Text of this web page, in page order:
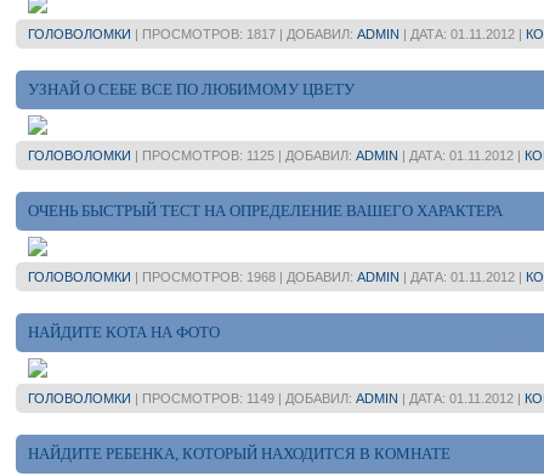
ГОЛОВОЛОМКИ | ПРОСМОТРОВ: 1817 | ДОБАВИЛ: ADMIN | ДАТА: 01.11.2012 |
УЗНАЙ О СЕБЕ ВСЕ ПО ЛЮБИМОМУ ЦВЕТУ
ГОЛОВОЛОМКИ | ПРОСМОТРОВ: 1125 | ДОБАВИЛ: ADMIN | ДАТА: 01.11.2012 |
ОЧЕНЬ БЫСТРЫЙ ТЕСТ НА ОПРЕДЕЛЕНИЕ ВАШЕГО ХАРАКТЕРА
ГОЛОВОЛОМКИ | ПРОСМОТРОВ: 1968 | ДОБАВИЛ: ADMIN | ДАТА: 01.11.2012 |
НАЙДИТЕ КОТА НА ФОТО
ГОЛОВОЛОМКИ | ПРОСМОТРОВ: 1149 | ДОБАВИЛ: ADMIN | ДАТА: 01.11.2012 |
НАЙДИТЕ РЕБЕНКА, КОТОРЫЙ НАХОДИТСЯ В КОМНАТЕ